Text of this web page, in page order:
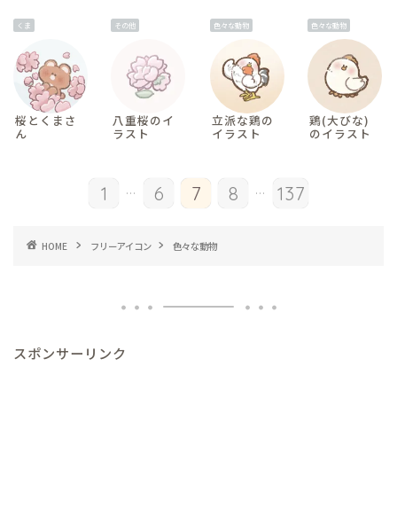
くま
桜とくまさ
ん
その他
八重桜のイ
ラスト
色々な動物
立派な鶏の
イラスト
色々な動物
鶏(大びな)
のイラスト
1 ... 6 7 8 ... 137
HOME フリーアイコン 色々な動物
スポンサーリンク